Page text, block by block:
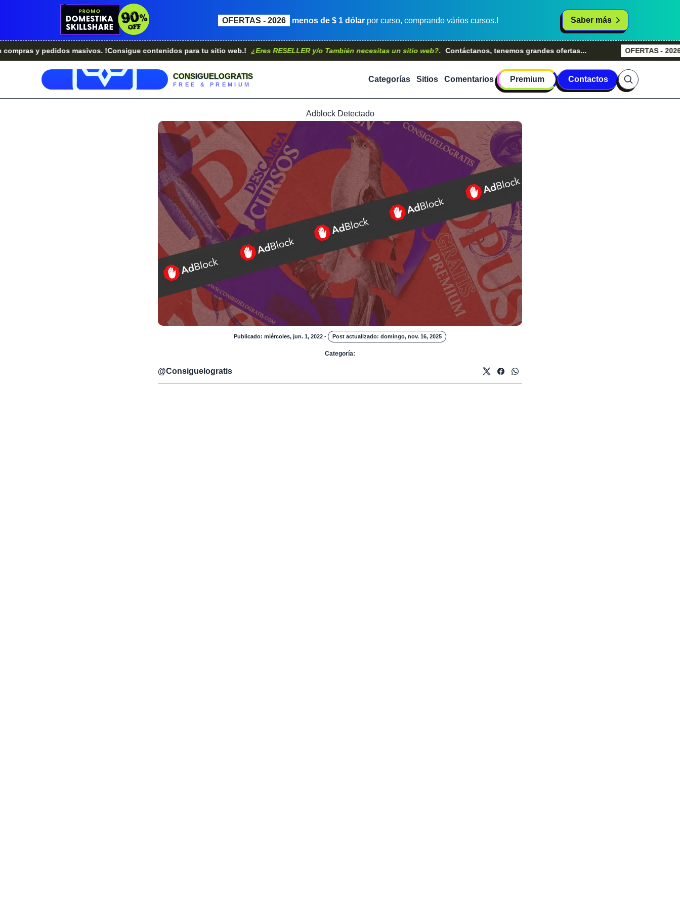
OFERTAS - 2026 menos de $ 1 dólar por curso, comprando vários cursos.! Saber más
y pedidos masivos. !Consigue contenidos para tu sitio web.! ¿Eres RESELLER y/o También necesitas un sitio web?. Contáctanos, tenemos grandes ofertas... OFERTAS - 2026
CONSIGUELOGRATIS
FREE & PREMIUM
Categorías Sitios Comentarios Premium Contactos
Adblock Detectado
Publicado: miércoles, jun. 1, 2022 - Post actualizado: domingo, nov. 16, 2025
Categoría:
@Consiguelogratis